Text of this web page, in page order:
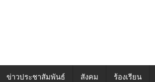
ข่าวประชาสัมพันธ์ สังคม ร้องเรียน